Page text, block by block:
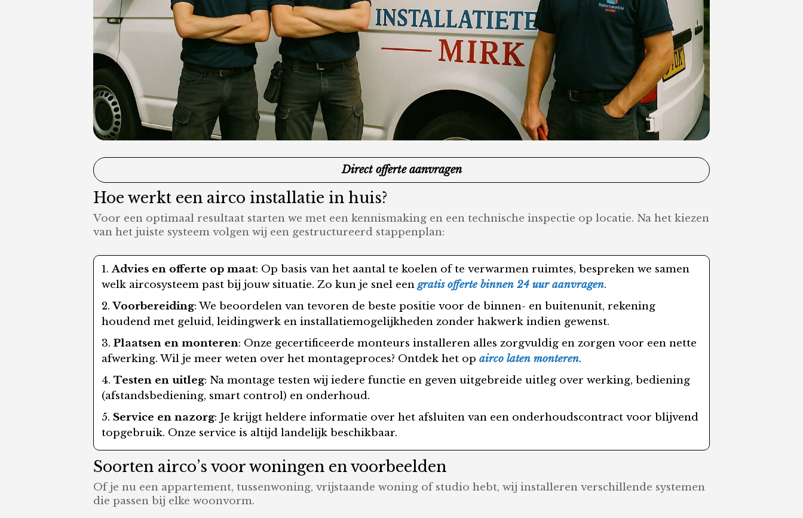
Direct offerte aanvragen
Hoe werkt een airco installatie in huis?
Voor een optimaal resultaat starten we met een kennismaking en een technische inspectie op locatie. Na het kiezen
van het juiste systeem volgen wij een gestructureerd stappenplan:
Advies en offerte op maat: Op basis van het aantal te koelen of te verwarmen ruimtes, bespreken we samen
welk aircosysteem past bij jouw situatie. Zo kun je snel eengratis offerte binnen 24 uur aanvragen.
Voorbereiding: We beoordelen van tevoren de beste positie voor de binnen- en buitenunit, rekening
houdend met geluid, leidingwerk en installatiemogelijkheden zonder hakwerk indien gewenst.
Plaatsen en monteren: Onze gecertificeerde monteurs installeren alles zorgvuldig en zorgen voor een nette
afwerking. Wil je meer weten over het montageproces? Ontdek het opairco laten monteren.
Testen en uitleg: Na montage testen wij iedere functie en geven uitgebreide uitleg over werking, bediening
(afstandsbediening, smart control) en onderhoud.
Service en nazorg: Je krijgt heldere informatie over het afsluiten van een onderhoudscontract voor blijvend
topgebruik. Onze service is altijd landelijk beschikbaar.
Soorten airco’s voor woningen en voorbeelden
Of je nu een appartement, tussenwoning, vrijstaande woning of studio hebt, wij installeren verschillende systemen
die passen bij elke woonvorm.